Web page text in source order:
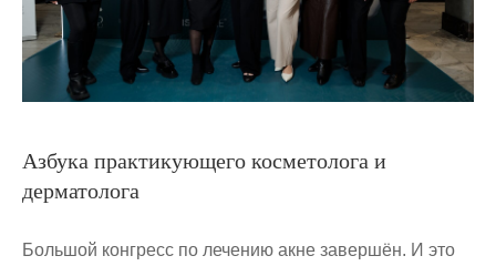
Азбука практикующего косметолога и
дерматолога
Большой конгресс по лечению акне завершён. И это